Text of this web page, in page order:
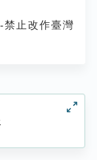
止改作臺灣